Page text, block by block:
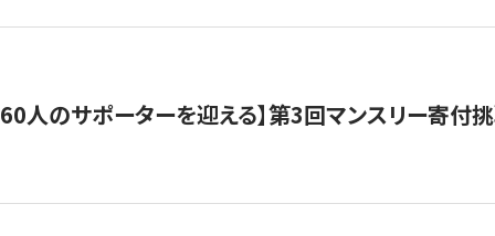
人のサポーターを迎える】​​第3回マンスリー寄付